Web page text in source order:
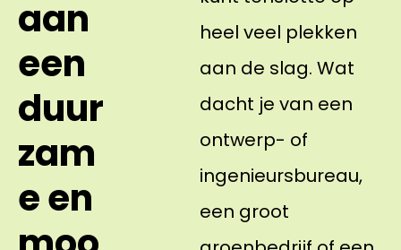
aan
een
duur
zam
e en
heel veel plekken
aan de slag. Wat
dacht je van een
ontwerp- of
ingenieursbureau,
een groot